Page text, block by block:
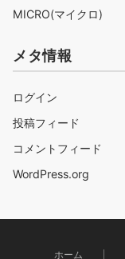
MICRO(マイクロ)
メタ情報
ログイン
投稿フィード
コメントフィード
WordPress.org
ホーム